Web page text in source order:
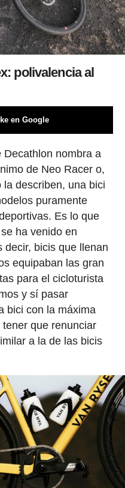
polivalencia al
en Google
nombra a
de Neo Racer o,
describen, una bici
puramente
Es lo que
ha venido en
decir, bicis que llenan
equipaban las gran
para el cicloturista
y sí pasar
bici con la máxima
que renunciar
a la de las bicis